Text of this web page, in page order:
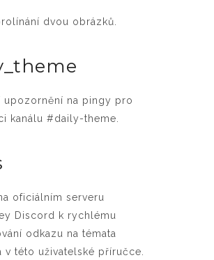
dvou obrázků.
upozornění na pingy pro
kanálu #daily-theme.
oficiálním serveru
Discord k rychlému
odkazu na témata
v této uživatelské příručce.